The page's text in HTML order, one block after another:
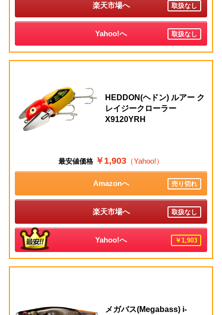
楽天市場へ 取扱なし
Yahoo!へ 取扱なし
HEDDON(ヘドン) ルアー ク
レイジークローラー
X9120YRH
最安値価格 ￥1,903 （Yahoo!）
Amazonへ 売り切れ
楽天市場へ 取扱なし
Yahoo!へ ￥1,903
メガバス(Megabass) i-